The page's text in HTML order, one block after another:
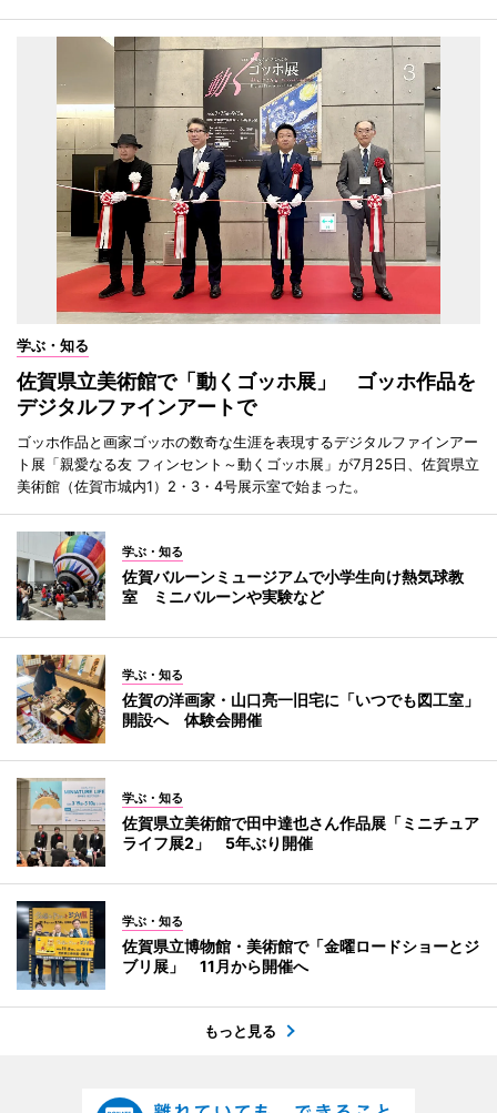
学ぶ・知る
佐賀県立美術館で「動くゴッホ展」 ゴッホ作品を
デジタルファインアートで
ゴッホ作品と画家ゴッホの数奇な生涯を表現するデジタルファインアー
ト展「親愛なる友 フィンセント～動くゴッホ展」が7月25日、佐賀県立
美術館（佐賀市城内1）2・3・4号展示室で始まった。
学ぶ・知る
佐賀バルーンミュージアムで小学生向け熱気球教
室 ミニバルーンや実験など
学ぶ・知る
佐賀の洋画家・山口亮一旧宅に「いつでも図工室」
開設へ 体験会開催
学ぶ・知る
佐賀県立美術館で田中達也さん作品展「ミニチュア
ライフ展2」 5年ぶり開催
学ぶ・知る
佐賀県立博物館・美術館で「金曜ロードショーとジ
ブリ展」 11月から開催へ
もっと見る